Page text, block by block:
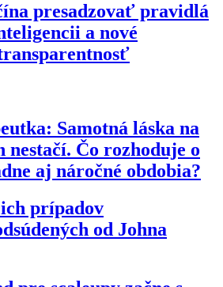
presadzovať pravidlá
a nové
Samotná láska na
Čo rozhoduje o
aj náročné obdobia?
prípadov
od Johna